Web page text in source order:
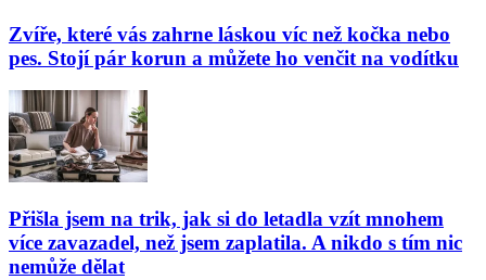
Zvíře, které vás zahrne láskou víc než kočka nebo
pes. Stojí pár korun a můžete ho venčit na vodítku
Přišla jsem na trik, jak si do letadla vzít mnohem
více zavazadel, než jsem zaplatila. A nikdo s tím nic
nemůže dělat